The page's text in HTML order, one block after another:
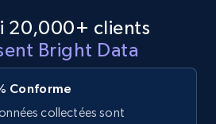
Reviews count item, Initial
20,000+ clients
Bright Data
Conforme
collectées sont